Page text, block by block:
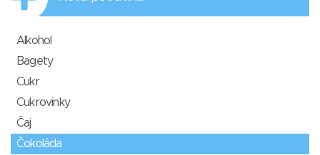
Alkohol
Bagety
Cukr
Cukrovinky
Čaj
Čokoláda